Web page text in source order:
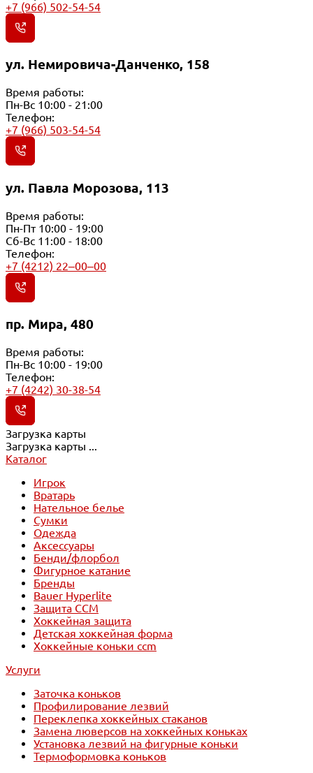
+7 (966) 502-54-54
ул. Немировича-Данченко, 158
Время работы:
Пн-Вс 10:00 - 21:00
Телефон:
+7 (966) 503-54-54
ул. Павла Морозова, 113
Время работы:
Пн-Пт 10:00 - 19:00
Сб-Вс 11:00 - 18:00
Телефон:
+7 (4212) 22‒00‒00
пр. Мира, 480
Время работы:
Пн-Вс 10:00 - 19:00
Телефон:
+7 (4242) 30-38-54
Загрузка карты
Загрузка карты ...
Каталог
Игрок
Вратарь
Нательное белье
Сумки
Одежда
Аксессуары
Бенди/флорбол
Фигурное катание
Бренды
Bauer Hyperlite
Защита CCM
Хоккейная защита
Детская хоккейная форма
Хоккейные коньки ccm
Услуги
Заточка коньков
Профилирование лезвий
Переклепка хоккейных стаканов
Замена люверсов на хоккейных коньках
Установка лезвий на фигурные коньки
Термоформовка коньков